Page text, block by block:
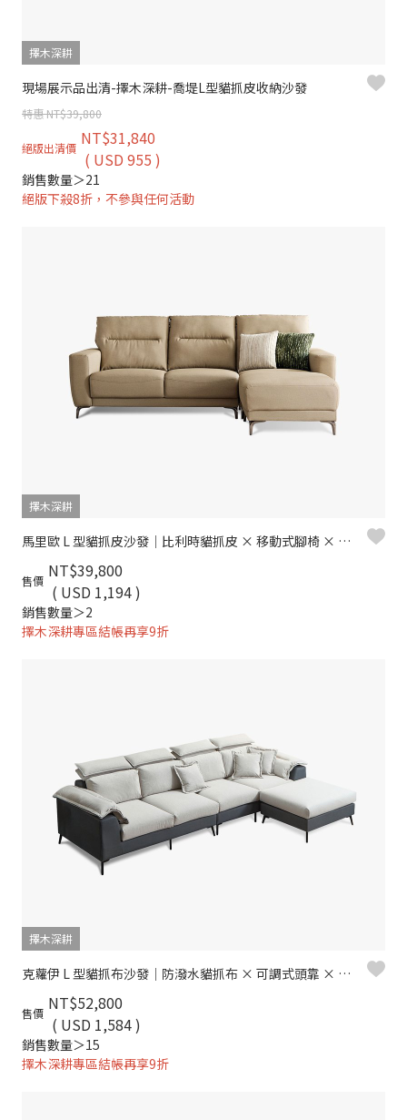
擇木深耕
現場展示品出清-擇木深耕-喬堤L型貓抓皮收納沙發
特惠 NT$39,800
絕版出清價 NT$31,840
( USD 955 )
銷售數量＞21
絕版下殺8折，不參與任何活動
擇木深耕
馬里歐 L 型貓抓皮沙發｜比利時貓抓皮 × 移動式腳椅 × 防潑水耐刮 – 擇木深耕
售價 NT$39,800
( USD 1,194 )
銷售數量＞2
擇木深耕專區結帳再享9折
擇木深耕
克蘿伊 L 型貓抓布沙發｜防潑水貓抓布 × 可調式頭靠 × 左右型空間配置 – 擇木深耕
售價 NT$52,800
( USD 1,584 )
銷售數量＞15
擇木深耕專區結帳再享9折